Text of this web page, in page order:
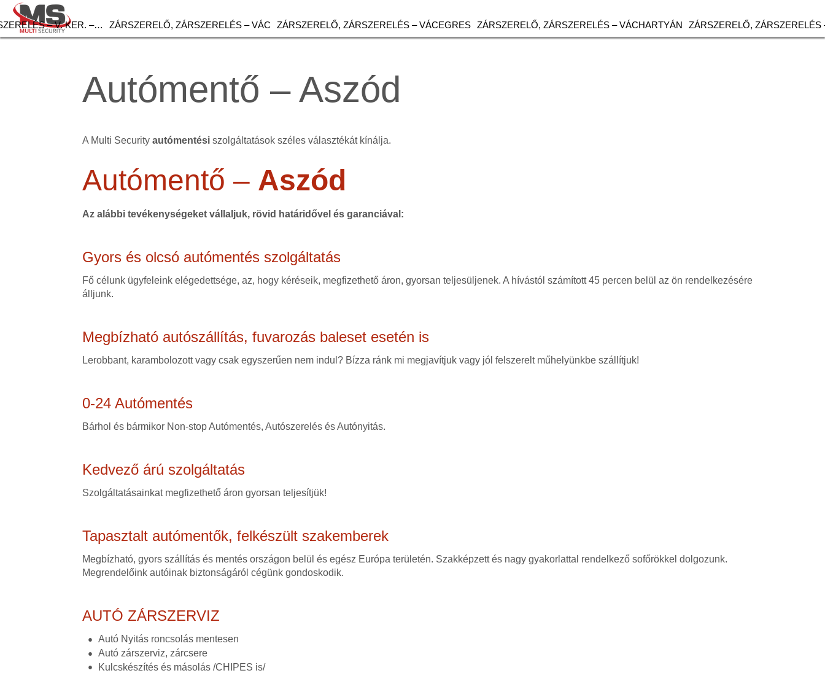
– V. KER. –… ZÁRSZERELŐ, ZÁRSZERELÉS – VÁC ZÁRSZERELŐ, ZÁRSZERELÉS – VÁCEGRES ZÁRSZERELŐ, ZÁRSZERELÉS – VÁCHARTYÁN ZÁRSZERELŐ, ZÁRSZERELÉS
Autómentő – Aszód
A Multi Securityautómentési szolgáltatások széles választékát kínálja.
Autómentő – Aszód
Az alábbi tevékenységeket vállaljuk, rövid határidővel és garanciával:
Gyors és olcsó autómentés szolgáltatás
Fő célunk ügyfeleink elégedettsége, az, hogy kéréseik, megfizethető áron, gyorsan teljesüljenek. A hívástól számított 45 percen belül az ön rendelkezésére
álljunk.
Megbízható autószállítás, fuvarozás baleset esetén is
Lerobbant, karambolozott vagy csak egyszerűen nem indul? Bízza ránk mi megjavítjuk vagy jól felszerelt műhelyünkbe szállítjuk!
0-24 Autómentés
Bárhol és bármikor Non-stop Autómentés, Autószerelés és Autónyitás.
Kedvező árú szolgáltatás
Szolgáltatásainkat megfizethető áron gyorsan teljesítjük!
Tapasztalt autómentők, felkészült szakemberek
Megbízható, gyors szállítás és mentés országon belül és egész Európa területén. Szakképzett és nagy gyakorlattal rendelkező sofőrökkel dolgozunk.
Megrendelőink autóinak biztonságáról cégünk gondoskodik.
AUTÓ ZÁRSZERVIZ
Autó Nyitás roncsolás mentesen
Autó zárszerviz, zárcsere
Kulcskészítés és másolás /CHIPES is/